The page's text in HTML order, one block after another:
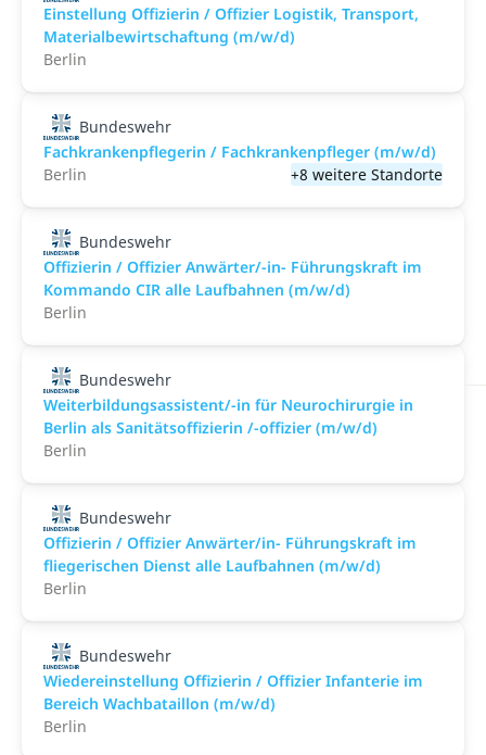
Einstellung Offizierin / Offizier Logistik, Transport,
Materialbewirtschaftung (m/w/d)
Berlin
Bundeswehr
Fachkrankenpflegerin / Fachkrankenpfleger (m/w/d)
Berlin
+8 weitere Standorte
Bundeswehr
Offizierin / Offizier Anwärter/-in- Führungskraft im
Kommando CIR alle Laufbahnen (m/w/d)
Berlin
Bundeswehr
Weiterbildungsassistent/-in für Neurochirurgie in
Berlin als Sanitätsoffizierin /-offizier (m/w/d)
Berlin
Bundeswehr
Offizierin / Offizier Anwärter/in- Führungskraft im
fliegerischen Dienst alle Laufbahnen (m/w/d)
Berlin
Bundeswehr
Wiedereinstellung Offizierin / Offizier Infanterie im
Bereich Wachbataillon (m/w/d)
Berlin